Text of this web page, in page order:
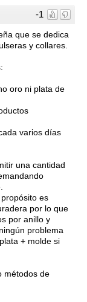
-1
que se dedica
y collares.
oro ni plata de
varios días
una cantidad
es
por lo que
por anillo y
problema
+ molde si
métodos de